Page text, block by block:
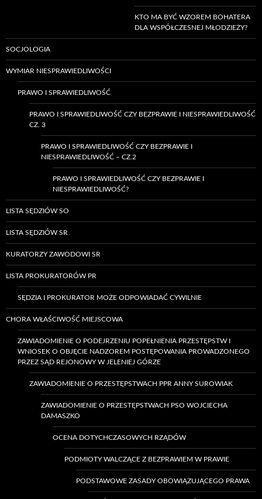
KTO MA BYĆ WZOREM BOHATERA
DLA WSPÓŁCZESNEJ MŁODZIEŻY?
SOCJOLOGIA
WYMIAR NIESPRAWIEDLIWOŚCI
PRAWO I SPRAWIEDLIWOŚĆ
PRAWO I SPRAWIEDLIWOŚĆ CZY BEZPRAWIE I NIESPRAWIEDLIWOŚĆ
CZ. 3
PRAWO I SPRAWIEDLIWOŚĆ CZY BEZPRAWIE I
NIESPRAWIEDLIWOŚĆ – CZ.2
PRAWO I SPRAWIEDLIWOŚĆ CZY BEZPRAWIE I
NIESPRAWIEDLIWOŚĆ?
LISTA SĘDZIÓW SO
LISTA SĘDZIÓW SR
KURATORZY ZAWODOWI SR
LISTA PROKURATORÓW PR
SĘDZIA I PROKURATOR MOŻE ODPOWIADAĆ CYWILNIE
CHORA WŁAŚCIWOŚĆ MIEJSCOWA
ZAWIADOMIENIE O PODEJRZENIU POPEŁNIENIA PRZESTĘPSTW I
WNIOSEK O OBJĘCIE NADZOREM POSTĘPOWANIA PROWADZONEGO
PRZEZ SĄD REJONOWY W JELENIEJ GÓRZE
ZAWIADOMIENIE O PRZESTĘPSTWACH PPR ANNY SUROWIAK
ZAWIADOMIENIE O PRZESTĘPSTWACH PSO WOJCIECHA
DAMASZKO
OCENA DOTYCHCZASOWYCH RZĄDÓW
PODMIOTY WALCZĄCE Z BEZPRAWIEM W PRAWIE
PODSTAWOWE ZASADY OBOWIĄZUJĄCEGO PRAWA